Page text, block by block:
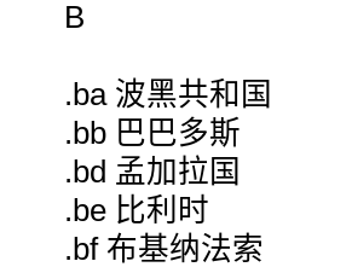
B
.ba 波黑共和国
.bb 巴巴多斯
.bd 孟加拉国
.be 比利时
.bf 布基纳法索